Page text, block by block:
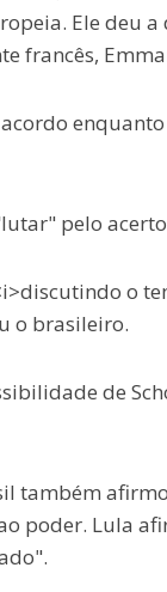
Ele deu
francês,
pelo
o
o brasileiro.
de
também
poder. Lula